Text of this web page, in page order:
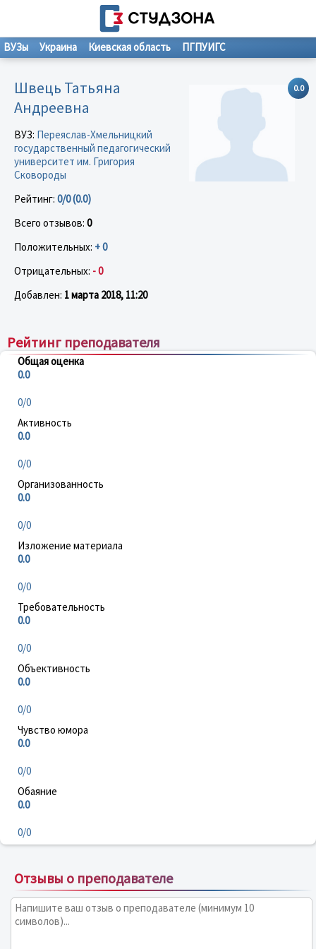
ВУЗы Украина Киевская область ПГПУИГС
0.0
Швець Татьяна
Андреевна
ВУЗ: Переяслав-Хмельницкий
государственный педагогический
университет им. Григория
Сковороды
Рейтинг: 0/0 (0.0)
Всего отзывов: 0
Положительных: + 0
Отрицательных: - 0
Добавлен: 1 марта 2018, 11:20
Рейтинг преподавателя
Общая оценка
0.0
0/0
Активность
0.0
0/0
Организованность
0.0
0/0
Изложение материала
0.0
0/0
Требовательность
0.0
0/0
Объективность
0.0
0/0
Чувство юмора
0.0
0/0
Обаяние
0.0
0/0
Отзывы о преподавателе